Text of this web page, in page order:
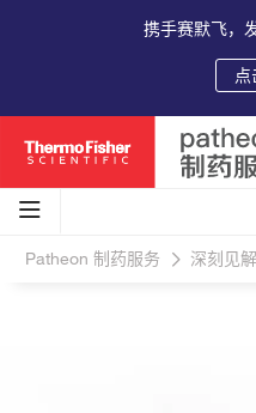
携手赛默飞，
点
Patheon 制药服务 深刻见